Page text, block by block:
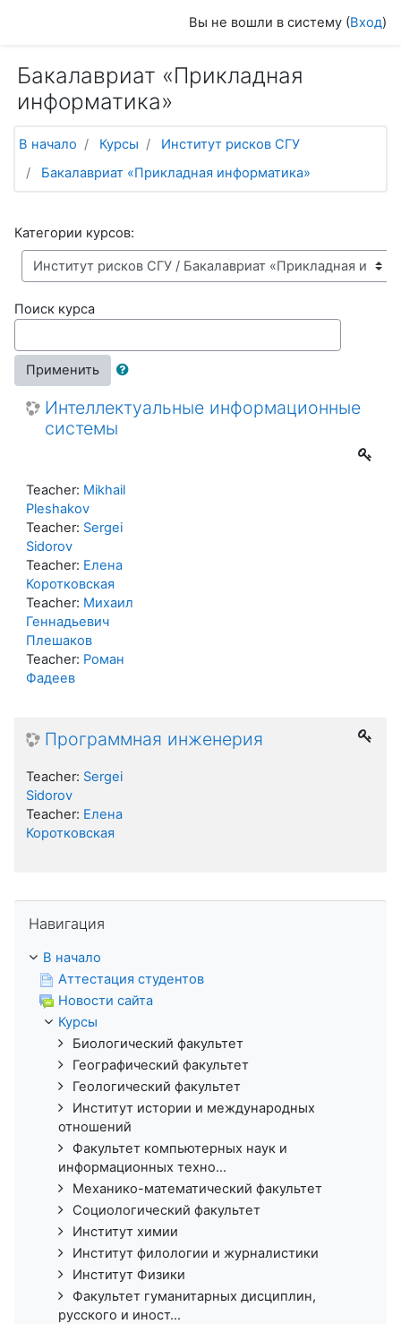
Вы не вошли в систему (Вход)
Бакалавриат «Прикладная
информатика»
В начало Курсы
Институт рисков СГУ
Бакалавриат «Прикладная информатика»
Категории курсов:
Поиск курса
Применить
Интеллектуальные информационные
системы
Teacher: Mikhail
Pleshakov
Teacher: Sergei
Sidorov
Teacher: Елена
Коротковская
Teacher: Михаил
Геннадьевич
Плешаков
Teacher: Роман
Фадеев
Программная инженерия
Teacher: Sergei
Sidorov
Teacher: Елена
Коротковская
Навигация
В начало
Аттестация студентов
Новости сайта
Курсы
Биологический факультет
Географический факультет
Геологический факультет
Институт истории и международных
отношений
Факультет компьютерных наук и
информационных техно...
Механико-математический факультет
Социологический факультет
Институт химии
Институт филологии и журналистики
Институт Физики
Факультет гуманитарных дисциплин,
русского и иност...